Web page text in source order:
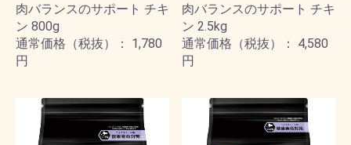
肉バランスのサポート チキ
ン 800g
通常価格（税抜）： 1,780
円
肉バランスのサポート チキ
ン 2.5kg
通常価格（税抜）： 4,580
円